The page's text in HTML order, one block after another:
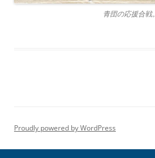
青団の応援合戦。
Proudly powered by WordPress